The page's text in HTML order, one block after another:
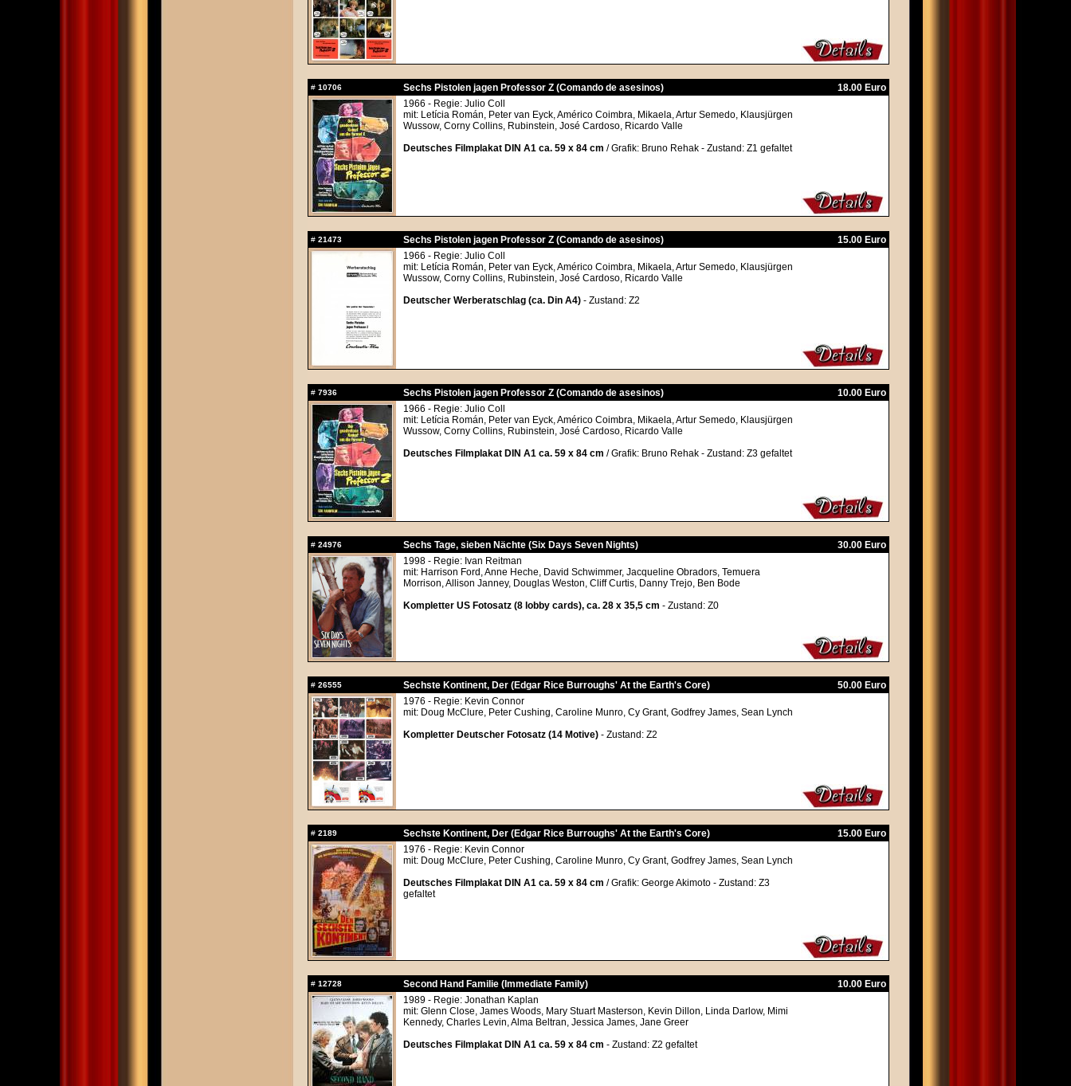
# 10706 Sechs Pistolen jagen Professor Z (Comando de asesinos)
18.00 Euro
1966 - Regie: Julio Coll
mit: Letícia Román, Peter van Eyck, Américo Coimbra, Mikaela, Artur Semedo, Klausjürgen
Wussow, Corny Collins, Rubinstein, José Cardoso, Ricardo Valle
Deutsches Filmplakat DIN A1 ca. 59 x 84 cm / Grafik: Bruno Rehak - Zustand: Z1 gefaltet
# 21473 Sechs Pistolen jagen Professor Z (Comando de asesinos)
15.00 Euro
1966 - Regie: Julio Coll
mit: Letícia Román, Peter van Eyck, Américo Coimbra, Mikaela, Artur Semedo, Klausjürgen
Wussow, Corny Collins, Rubinstein, José Cardoso, Ricardo Valle
Deutscher Werberatschlag (ca. Din A4) - Zustand: Z2
# 7936 Sechs Pistolen jagen Professor Z (Comando de asesinos)
10.00 Euro
1966 - Regie: Julio Coll
mit: Letícia Román, Peter van Eyck, Américo Coimbra, Mikaela, Artur Semedo, Klausjürgen
Wussow, Corny Collins, Rubinstein, José Cardoso, Ricardo Valle
Deutsches Filmplakat DIN A1 ca. 59 x 84 cm / Grafik: Bruno Rehak - Zustand: Z3 gefaltet
# 24976 Sechs Tage, sieben Nächte (Six Days Seven Nights)
30.00 Euro
1998 - Regie: Ivan Reitman
mit: Harrison Ford, Anne Heche, David Schwimmer, Jacqueline Obradors, Temuera
Morrison, Allison Janney, Douglas Weston, Cliff Curtis, Danny Trejo, Ben Bode
Kompletter US Fotosatz (8 lobby cards), ca. 28 x 35,5 cm - Zustand: Z0
# 26555 Sechste Kontinent, Der (Edgar Rice Burroughs' At the Earth's Core)
50.00 Euro
1976 - Regie: Kevin Connor
mit: Doug McClure, Peter Cushing, Caroline Munro, Cy Grant, Godfrey James, Sean Lynch
Kompletter Deutscher Fotosatz (14 Motive) - Zustand: Z2
# 2189 Sechste Kontinent, Der (Edgar Rice Burroughs' At the Earth's Core)
15.00 Euro
1976 - Regie: Kevin Connor
mit: Doug McClure, Peter Cushing, Caroline Munro, Cy Grant, Godfrey James, Sean Lynch
Deutsches Filmplakat DIN A1 ca. 59 x 84 cm / Grafik: George Akimoto - Zustand: Z3
gefaltet
# 12728 Second Hand Familie (Immediate Family)
10.00 Euro
1989 - Regie: Jonathan Kaplan
mit: Glenn Close, James Woods, Mary Stuart Masterson, Kevin Dillon, Linda Darlow, Mimi
Kennedy, Charles Levin, Alma Beltran, Jessica James, Jane Greer
Deutsches Filmplakat DIN A1 ca. 59 x 84 cm - Zustand: Z2 gefaltet